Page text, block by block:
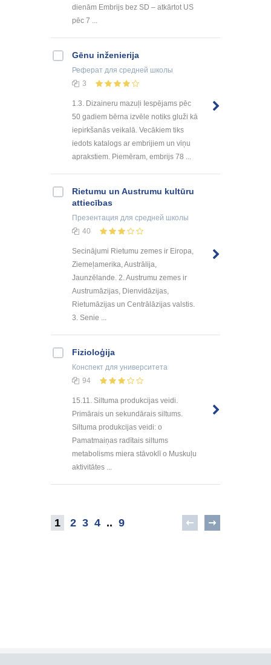
dienām Embrijs bez SD – atkārtot US
pēc 7 ...
Gēnu inženierija
Реферат для средней школы
3
1.3. Dizaineru mazuļi Iespējams pēc
50 gadiem bērna izvēle notiks gluži kā
iepirkšanās veikalā. Vecākiem tiks
iedots katalogs ar embrijiem un viņu
aprakstiem. Piemēram, embrijs 78 ...
Rietumu un Austrumu kultūru
attiecības
Презентация для средней школы
40
Secinājumi Rietumu zemes ir Eiropa,
Ziemeļamerika, Austrālija,
Jaunzēlande. 2. Austrumu zemes ir
Austrumāzijas, Dienvidāzijas,
Rietumāzijas un Centrālāzijas valstis.
3. Senie ...
Fizioloģija
Конспект для университета
94
15.11. Siltuma produkcijas veidi.
Primārais un sekundārais siltums.
Siltuma produkcijas veidi: o
Pamatmaiņas radītais siltums
metabolisms miera stāvoklī o Muskuļu
aktivitātes ...
1 2 3 4 .. 9